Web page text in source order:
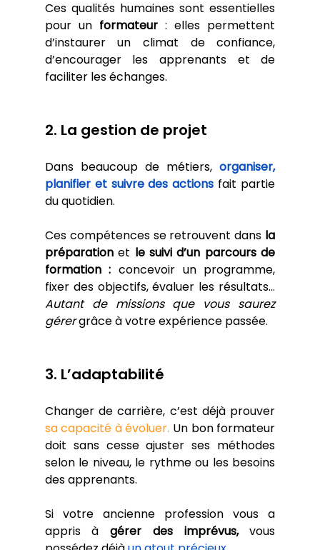
Ces qualités humaines sont essentielles
pour un formateur : elles permettent
d’instaurer un climat de confiance,
d’encourager les apprenants et de
faciliter les échanges.
2. La gestion de projet
Dans beaucoup de métiers, organiser,
planifier et suivre des actions fait partie
du quotidien.
Ces compétences se retrouvent dans la
préparation et le suivi d’un parcours de
formation : concevoir un programme,
Autant de missions que vous saurez
gérer grâce à votre expérience passée.
3. L’adaptabilité
sa capacité à évoluer. Un bon formateur
doit sans cesse ajuster ses méthodes
selon le niveau, le rythme ou les besoins
des apprenants.
Si votre ancienne profession vous a
appris à gérer des imprévus, vous